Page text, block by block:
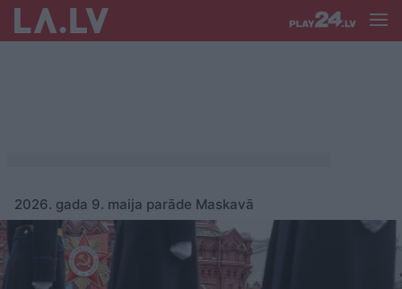
2026. gada 9. maija parāde Maskavā